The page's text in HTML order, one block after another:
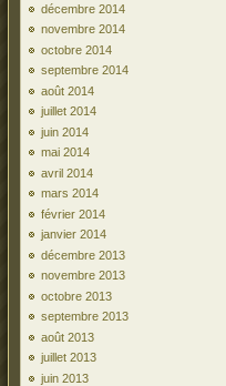
décembre 2014
novembre 2014
octobre 2014
septembre 2014
août 2014
juillet 2014
juin 2014
mai 2014
avril 2014
mars 2014
février 2014
janvier 2014
décembre 2013
novembre 2013
octobre 2013
septembre 2013
août 2013
juillet 2013
juin 2013